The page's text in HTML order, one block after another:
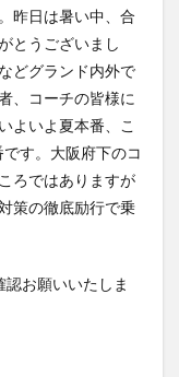
昨日は暑い中、合
とうございまし
どグランド内外で
、コーチの皆様に
よいよ夏本番、こ
す。大阪府下のコ
ろではありますが
策の徹底励行で乗
お願いいたしま